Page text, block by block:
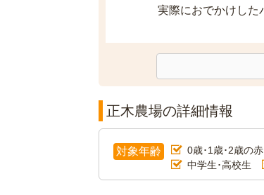
実際におでかけした
正木農場の詳細情報
対象年齢 0歳･1歳･2歳の
中学生･高校生